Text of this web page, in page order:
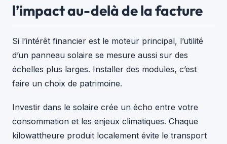
l’impact au-delà de la facture
Si l’intérêt financier est le moteur principal, l’utilité
d’un panneau solaire se mesure aussi sur des
échelles plus larges. Installer des modules, c’est
faire un choix de patrimoine.
Investir dans le solaire crée un écho entre votre
consommation et les enjeux climatiques. Chaque
kilowattheure produit localement évite le transport